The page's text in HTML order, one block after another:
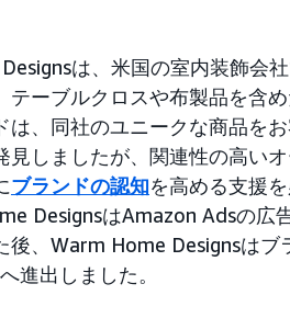
は、米国の室内装飾会
ーブルクロスや布製品を含
は、同社のユニークな商品を
見しましたが、関連性の高い
ブランドの認知を高める支援
DesignsはAmazon Adsの広
後、Warm Home Designsはブ
進出しました。